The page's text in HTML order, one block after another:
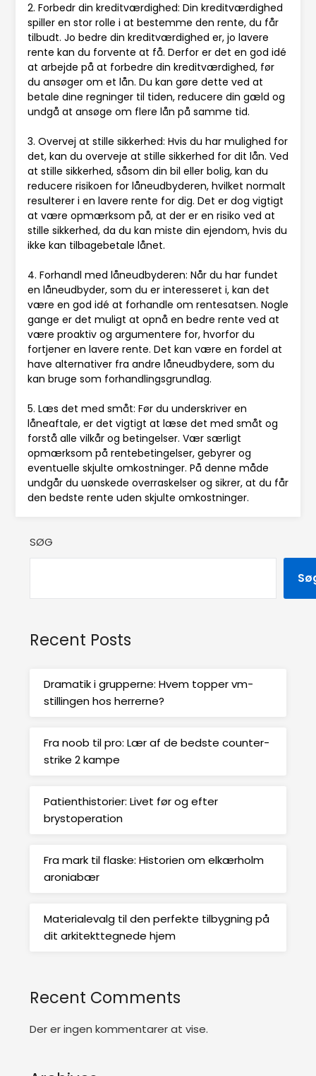
2. Forbedr din kreditværdighed: Din kreditværdighed
spiller en stor rolle i at bestemme den rente, du får
tilbudt. Jo bedre din kreditværdighed er, jo lavere
rente kan du forvente at få. Derfor er det en god idé
at arbejde på at forbedre din kreditværdighed, før
du ansøger om et lån. Du kan gøre dette ved at
betale dine regninger til tiden, reducere din gæld og
undgå at ansøge om flere lån på samme tid.
3. Overvej at stille sikkerhed: Hvis du har mulighed for
det, kan du overveje at stille sikkerhed for dit lån. Ved
at stille sikkerhed, såsom din bil eller bolig, kan du
reducere risikoen for låneudbyderen, hvilket normalt
resulterer i en lavere rente for dig. Det er dog vigtigt
at være opmærksom på, at der er en risiko ved at
stille sikkerhed, da du kan miste din ejendom, hvis du
ikke kan tilbagebetale lånet.
4. Forhandl med låneudbyderen: Når du har fundet
en låneudbyder, som du er interesseret i, kan det
være en god idé at forhandle om rentesatsen. Nogle
gange er det muligt at opnå en bedre rente ved at
være proaktiv og argumentere for, hvorfor du
fortjener en lavere rente. Det kan være en fordel at
have alternativer fra andre låneudbydere, som du
kan bruge som forhandlingsgrundlag.
5. Læs det med småt: Før du underskriver en
låneaftale, er det vigtigt at læse det med småt og
forstå alle vilkår og betingelser. Vær særligt
opmærksom på rentebetingelser, gebyrer og
eventuelle skjulte omkostninger. På denne måde
undgår du uønskede overraskelser og sikrer, at du får
den bedste rente uden skjulte omkostninger.
SØG
Recent Posts
Dramatik i grupperne: Hvem topper vm-
stillingen hos herrerne?
Fra noob til pro: Lær af de bedste counter-
strike 2 kampe
Patienthistorier: Livet før og efter
brystoperation
Fra mark til flaske: Historien om elkærholm
aroniabær
Materialevalg til den perfekte tilbygning på
dit arkitekttegnede hjem
Recent Comments
Der er ingen kommentarer at vise.